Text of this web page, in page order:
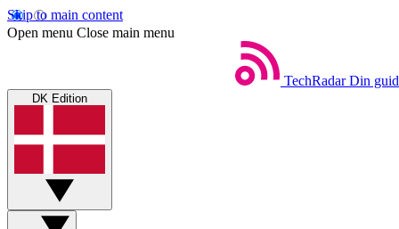
Skip to main content
Open menu Close main menu
TechRadar Din
DK Edition